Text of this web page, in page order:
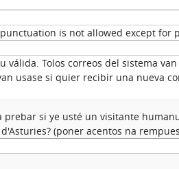
is not allowed except for
válida. Tolos correos del sistema
usase si quier recibir una nueva
prebar si ye usté un visitante
(poner acentos na